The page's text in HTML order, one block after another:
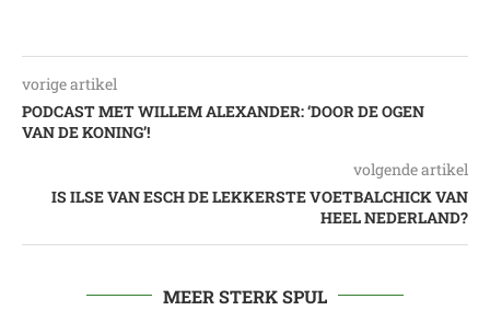
vorige artikel
PODCAST MET WILLEM ALEXANDER: ‘DOOR DE OGEN
VAN DE KONING’!
volgende artikel
IS ILSE VAN ESCH DE LEKKERSTE VOETBALCHICK VAN
HEEL NEDERLAND?
MEER STERK SPUL